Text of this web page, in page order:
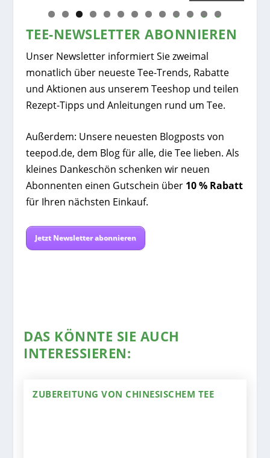
0 1 2 3
TEE-NEWSLETTER ABONNIEREN
Unser Newsletter informiert Sie zweimal
monatlich über neueste Tee-Trends, Rabatte
und Aktionen aus unserem Teeshop und teilen
Rezept-Tipps und Anleitungen rund um Tee.
Außerdem: Unsere neuesten Blogposts von
teepod.de, dem Blog für alle, die Tee lieben. Als
kleines Dankeschön schenken wir neuen
Abonnenten einen Gutschein über 10 % Rabatt
für Ihren nächsten Einkauf.
Jetzt Newsletter abonnieren
DAS KÖNNTE SIE AUCH
INTERESSIEREN:
ZUBEREITUNG VON CHINESISCHEM TEE